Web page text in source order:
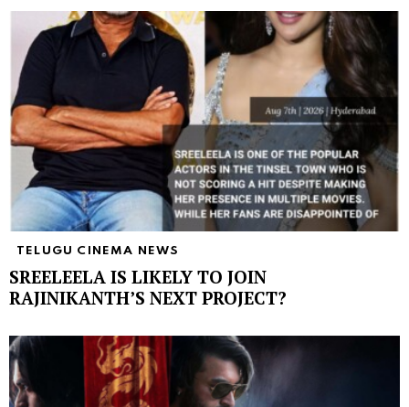
TELUGU CINEMA NEWS
SREELEELA IS LIKELY TO JOIN
RAJINIKANTH’S NEXT PROJECT?